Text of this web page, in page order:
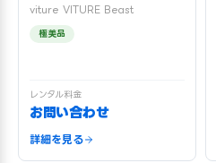
viture VITURE Beast
極美品
レンタル料金
お問い合わせ
詳細を見る